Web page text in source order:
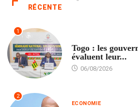
RÉCENTE
1
Togo : les
évaluent leur...
06/08/2026
2
ECONOMIE